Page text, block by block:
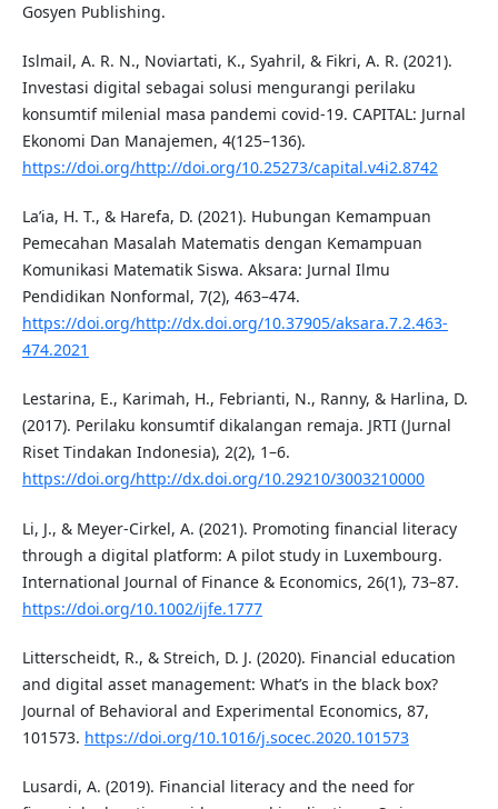
Gosyen Publishing.
Islmail, A. R. N., Noviartati, K., Syahril, & Fikri, A. R. (2021).
Investasi digital sebagai solusi mengurangi perilaku
konsumtif milenial masa pandemi covid-19. CAPITAL: Jurnal
Ekonomi Dan Manajemen, 4(125–136).
https://doi.org/http://doi.org/10.25273/capital.v4i2.8742
La’ia, H. T., & Harefa, D. (2021). Hubungan Kemampuan
Pemecahan Masalah Matematis dengan Kemampuan
Komunikasi Matematik Siswa. Aksara: Jurnal Ilmu
Pendidikan Nonformal, 7(2), 463–474.
https://doi.org/http://dx.doi.org/10.37905/aksara.7.2.463-
474.2021
Lestarina, E., Karimah, H., Febrianti, N., Ranny, & Harlina, D.
(2017). Perilaku konsumtif dikalangan remaja. JRTI (Jurnal
Riset Tindakan Indonesia), 2(2), 1–6.
https://doi.org/http://dx.doi.org/10.29210/3003210000
Li, J., & Meyer‐Cirkel, A. (2021). Promoting financial literacy
through a digital platform: A pilot study in Luxembourg.
International Journal of Finance & Economics, 26(1), 73–87.
https://doi.org/10.1002/ijfe.1777
Litterscheidt, R., & Streich, D. J. (2020). Financial education
and digital asset management: What’s in the black box?
Journal of Behavioral and Experimental Economics, 87,
101573. https://doi.org/10.1016/j.socec.2020.101573
Lusardi, A. (2019). Financial literacy and the need for